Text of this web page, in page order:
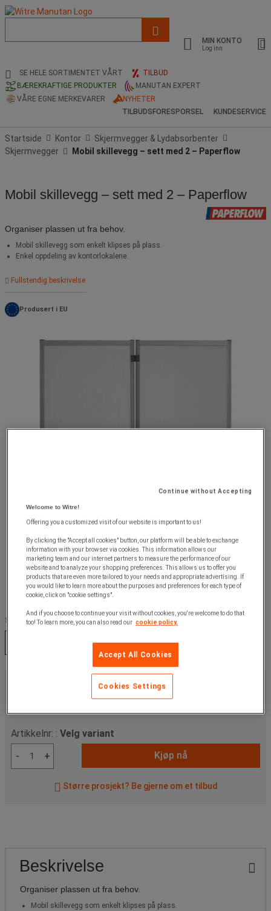
og
søkehistorikk
MIN KONTO
Log inn
SE HELE SORTIMENTET VÅRT
TILBUD
BÆREKRAFTIGE PRODUKTER
MANUTAN EXPERT
VÅRE EGNE MERKEVARER
NYHETER
TILBUDSFORESPORSEL
KUNDESERVICE
Startside Kontor
Skjermvegger & Lydabsorbenter
Skjermvegger
Mobil skillevegg – sett med 2 – Paperflow
Mobil skillevegg – sett med 2 – Paperflow
Organiser plassen ut fra behov.
Mobil skillevegg som enkelt klipses på plass.
Enkel oppdeling av kontorlokalene.
Fullstendig beskrivelse
Produsert i EU
Seksjonsfarge :
ekskl. mva
stk.
Artikkelnr: : Velg variant
-
+ Kjøp nå
Større prosjekt? Be gjerne om et tilbud
Beskrivelse
Organiser plassen ut fra behov.
Mobil skillevegg som enkelt klipses på plass.
Continue without Accepting
Welcome to Witre!
Offering you a customized visit of our website is important to us!
By clicking the "Accept all cookies" button, our platform will be able to exchange
information with your browser via cookies. This information allows our
marketing team and our internet partners to measure the performance of our
website and to analyze your shopping preferences. This allows us to offer you
products that are even more tailored to your needs and appropriate advertising. If
you would like to learn more about the purposes and preferences for each type of
cookie, click on "cookie settings".
And if you choose to continue your visit without cookies, you're welcome to do that
too! To learn more, you can also read our cookie policy.
Accept All Cookies
Cookies Settings